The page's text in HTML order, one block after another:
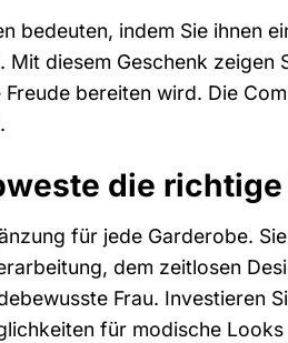
bedeuten, indem Sie ihnen
diesem Geschenk
bereiten wird. Die
die
für jede Garderobe.
dem zeitlosen
Frau. Investieren
für modische